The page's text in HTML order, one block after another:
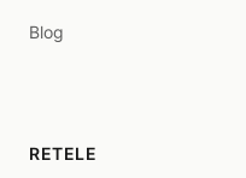
Blog
RETELE